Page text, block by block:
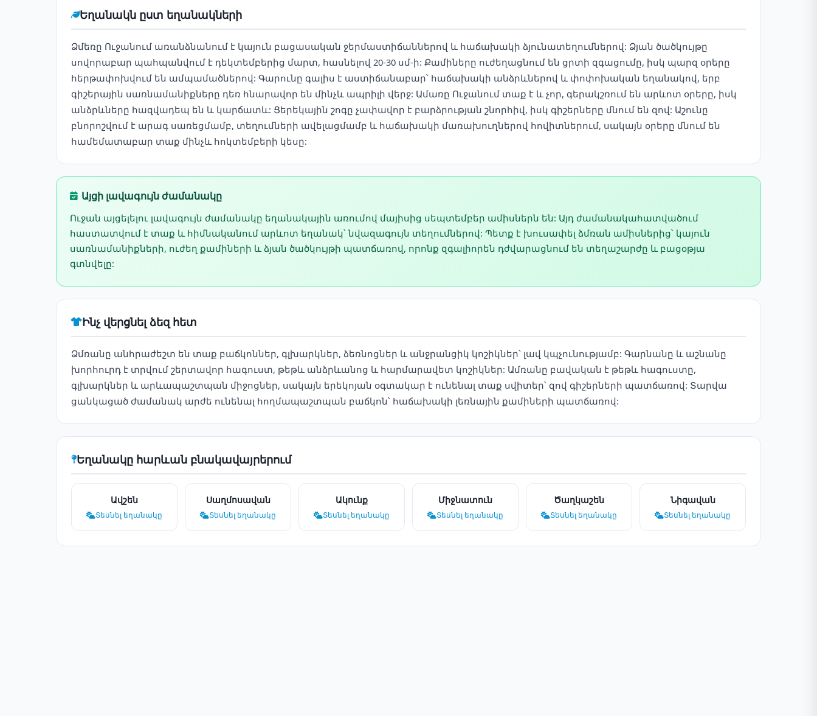
Եղանակն ըստ եղանակների
Ձմեռը Ուջանում առանձնանում է կայուն բացասական ջերմաստիճաններով և հաճախակի ձյունատեղումներով: Ձյան ծածկույթը
սովորաբար պահպանվում է դեկտեմբերից մարտ, հասնելով 20-30 սմ-ի: Քամիները ուժեղացնում են ցրտի զգացումը, իսկ պարզ օրերը
հերթափոխվում են ամպամածներով: Գարունը գալիս է աստիճանաբար՝ հաճախակի անձրևներով և փոփոխական եղանակով, երբ
գիշերային սառնամանիքները դեռ հնարավոր են մինչև ապրիլի վերջ: Ամառը Ուջանում տաք է և չոր, գերակշռում են արևոտ օրերը, իսկ
անձրևները հազվադեպ են և կարճատև: Ցերեկային շոգը չափավոր է բարձրության շնորհիվ, իսկ գիշերները մնում են զով: Աշունը
բնորոշվում է արագ սառեցմամբ, տեղումների ավելացմամբ և հաճախակի մառախուղներով հովիտներում, սակայն օրերը մնում են
համեմատաբար տաք մինչև հոկտեմբերի կեսը:
Այցի լավագույն ժամանակը
Ուջան այցելելու լավագույն ժամանակը եղանակային առումով մայիսից սեպտեմբեր ամիսներն են: Այդ ժամանակահատվածում
հաստատվում է տաք և հիմնականում արևոտ եղանակ՝ նվազագույն տեղումներով: Պետք է խուսափել ձմռան ամիսներից՝ կայուն
սառնամանիքների, ուժեղ քամիների և ձյան ծածկույթի պատճառով, որոնք զգալիորեն դժվարացնում են տեղաշարժը և բացօթյա
գտնվելը:
Ինչ վերցնել ձեզ հետ
Ձմռանը անհրաժեշտ են տաք բաճկոններ, գլխարկներ, ձեռնոցներ և անջրանցիկ կոշիկներ՝ լավ կպչունությամբ: Գարնանը և աշնանը
խորհուրդ է տրվում շերտավոր հագուստ, թեթև անձրևանոց և հարմարավետ կոշիկներ: Ամռանը բավական է թեթև հագուստը,
գլխարկներ և արևապաշտպան միջոցներ, սակայն երեկոյան օգտակար է ունենալ տաք սվիտեր՝ զով գիշերների պատճառով: Տարվա
ցանկացած ժամանակ արժե ունենալ հողմապաշտպան բաճկոն՝ հաճախակի լեռնային քամիների պատճառով:
Եղանակը հարևան բնակավայրերում
Ավշեն
Տեսնել եղանակը
Սաղմոսավան
Տեսնել եղանակը
Ակունք
Տեսնել եղանակը
Միջնատուն
Տեսնել եղանակը
Ծաղկաշեն
Տեսնել եղանակը
Նիգավան
Տեսնել եղանակը